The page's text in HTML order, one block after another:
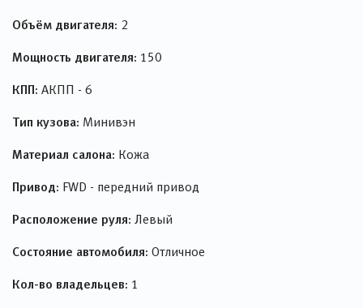
Объём двигателя: 2
Мощность двигателя: 150
КПП: АКПП - 6
Тип кузова: Минивэн
Материал салона: Кожа
Привод: FWD - передний привод
Расположение руля: Левый
Состояние автомобиля: Отличное
Кол-во владельцев: 1